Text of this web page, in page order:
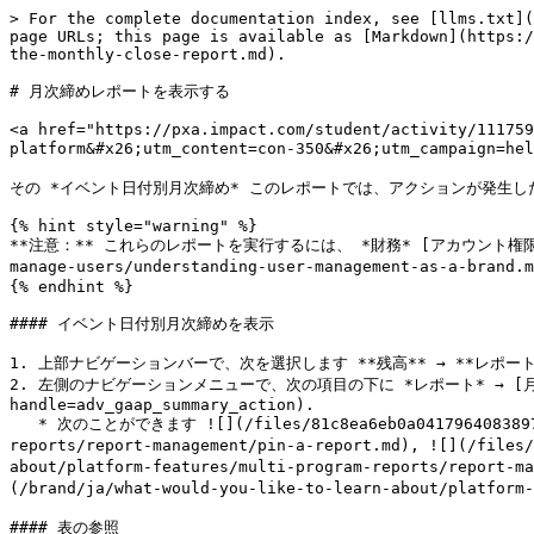
> For the complete documentation index, see [llms.txt](https://help.impact.com/llms.txt). Markdown versions of documentation pages are available by appending `.md` to page URLs; this page is available as [Markdown](https://help.impact.com/brand/ja/what-would-you-like-to-learn-about/platform-features/finance/finance-reporting/view-the-monthly-close-report.md).

# 月次締めレポートを表示する

<a href="https://pxa.impact.com/student/activity/1117596?sid=0c0e3e5c-54c9-4435-9bee-ebcdccb7f292&#x26;sid_i=0?utm_source=app.impact.com&#x26;utm_medium=owned-platform&#x26;utm_content=con-350&#x26;utm_campaign=help-center" class="button primary">PXAコースを受講する</a>

その *イベント日付別月次締め* このレポートでは、アクションが発生した日付に基づき、コストと手数料が毎月どこで発生したかをまとめて表示します。

{% hint style="warning" %}
**注意：** これらのレポートを実行するには、 *財務* [アカウント権限が必要です](/brand/ja/what-would-you-like-to-learn-about/account-administration/account-settings/invite-and-manage-users/understanding-user-management-as-a-brand.md)。この権限がない場合は、アカウント管理者にお問い合わせください。
{% endhint %}

#### イベント日付別月次締めを表示

1. 上部ナビゲーションバーで、次を選択します **残高** → **レポート**.
2. 左側のナビゲーションメニューで、次の項目の下に *レポート* → [月次締め](https://app.impact.com/secure/advertiser/Adv_Finance_Report/r3/report/viewReport.report?handle=adv_gaap_summary_action).
   * 次のことができます ![](/files/81c8ea6eb0a0417964083897285a4179bb98f3e6) [ピン留めする](/brand/ja/what-would-you-like-to-learn-about/platform-features/multi-program-reports/report-management/pin-a-report.md), ![](/files/5662596adafcd460c15e06760fa350883bc5e7f4) [スケジュール設定する](/brand/ja/what-would-you-like-to-learn-about/platform-features/multi-program-reports/report-management/schedule-reports.md)、および ![](/files/13cccf72e7bffda0ccdbcbaccef663ee74d618f0) [ダウンロードする](/brand/ja/what-would-you-like-to-learn-about/platform-features/multi-program-reports/report-management/download-a-report.md) 画面右上のボタンを使ってレポートを。

#### 表の参照

このレポートは2つのセクションで構成されています —  *パートナー手数料* の表と *インパクト手数料* の表。データを含むセクションのみがUIに表示されます。

<details>

<summary>パートナー手数料</summary>

その *パートナー手数料* この表では、パートナーがあなたのプログラムにもたらした収益、およびその収益の創出に関連するあなたのコスト（つまりアクション支払い）が報告されます。

<div data-with-frame="true"><figure><img src="/files/9a9247460cd608f1bd43ccfaa529367030c219d1" alt="" width="563"><figcaption></figcaption></figure></div>

|               |                                                                                                                                                                                                           |
| ------------- | --------------------------------------------------------------------------------------------------------------------------------------------------------------------------------------------------------- |
| **テーブル列**     | **説明**                                                                                                                                                                                                    |
| 月             | この行のデータが生成された月です。この列で月を選択すると、すべての [パートナー請求書](/brand/ja/what-would-you-like-to-